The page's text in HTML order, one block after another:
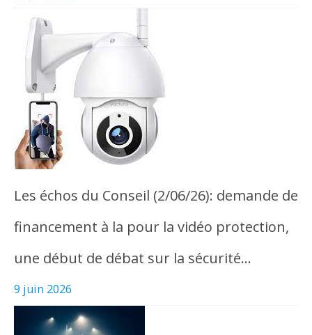
Les échos du Conseil (2/06/26): demande de
financement à la pour la vidéo protection,
une début de débat sur la sécurité…
9 juin 2026